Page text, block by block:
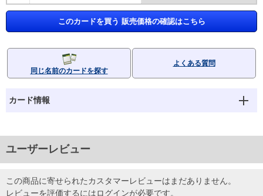
このカードを買う 販売価格の確認はこちら
同じ名前のカードを探す
よくある質問
カード情報
ユーザーレビュー
この商品に寄せられたカスタマーレビューはまだありません。
レビューを評価するにはログインが必要です。